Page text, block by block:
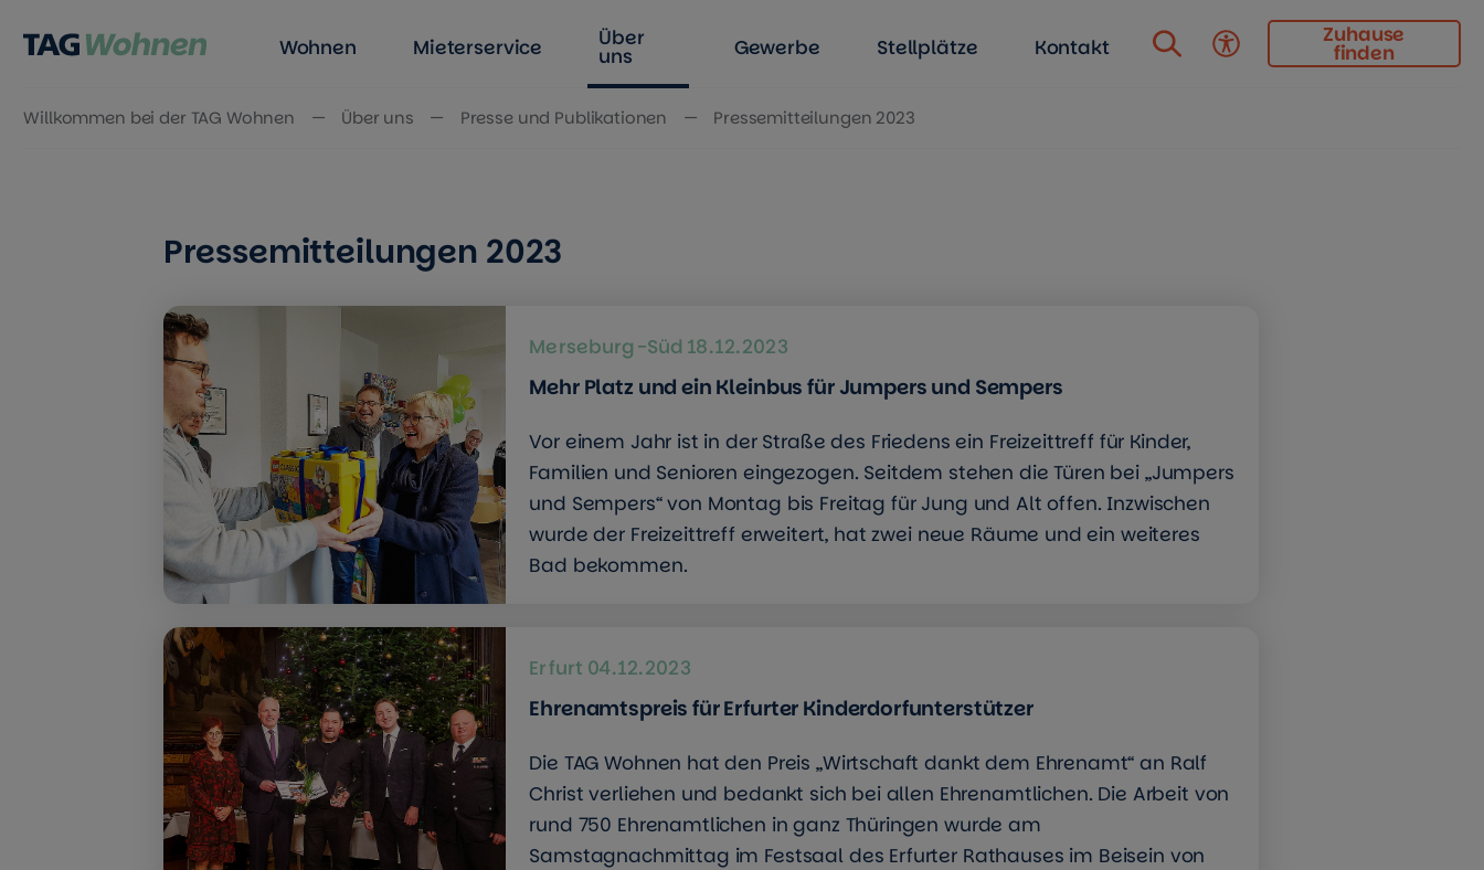
Zum Inhalt springen
Wohnen Mieterservice Über
uns Gewerbe Stellplätze Kontakt Barrierefreiheit
Zuhause
finden
Willkommen bei der TAG Wohnen Über uns Presse und Publikationen Pressemitteilungen 2023
Pressemitteilungen 2023
Merseburg-Süd18.12.2023
Mehr Platz und ein Kleinbus für Jumpers und Sempers
Vor einem Jahr ist in der Straße des Friedens ein Freizeittreff für Kinder,
Familien und Senioren eingezogen. Seitdem stehen die Türen bei „Jumpers
und Sempers“ von Montag bis Freitag für Jung und Alt offen. Inzwischen
wurde der Freizeittreff erweitert, hat zwei neue Räume und ein weiteres
Bad bekommen.
Erfurt 04.12.2023
Ehrenamtspreis für Erfurter Kinderdorfunterstützer
Die TAG Wohnen hat den Preis „Wirtschaft dankt dem Ehrenamt“ an Ralf
Christ verliehen und bedankt sich bei allen Ehrenamtlichen. Die Arbeit von
rund 750 Ehrenamtlichen in ganz Thüringen wurde am
Samstagnachmittag im Festsaal des Erfurter Rathauses im Beisein von